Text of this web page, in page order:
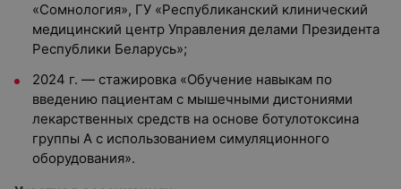
«Сомнология», ГУ «Республиканский клинический
медицинский центр Управления делами Президента
Республики Беларусь»;
2024 г. — стажировка «Обучение навыкам по
введению пациентам с мышечными дистониями
лекарственных средств на основе ботулотоксина
группы А с использованием симуляционного
оборудования».